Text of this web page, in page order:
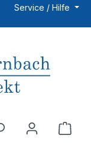
Service / Hilfe